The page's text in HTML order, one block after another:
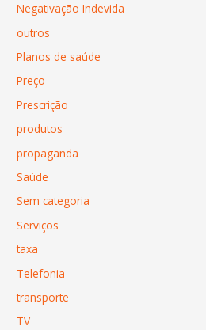
Negativação Indevida
outros
Planos de saúde
Preço
Prescrição
produtos
propaganda
Saúde
Sem categoria
Serviços
taxa
Telefonia
transporte
TV